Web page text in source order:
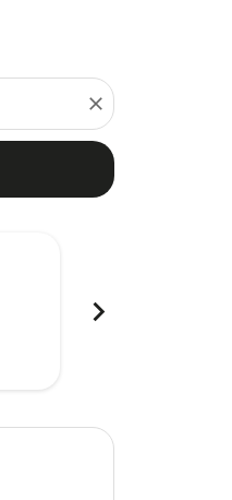
close
chevron_right
นอ
ข้อเสนอ
ค้นหาข้อเสนอ
ค้นหาข้อเสนอ
ค้นหาข้อเสนอ
disclaimer. ค้นหาข้อเสนอ
offers-disclaimer. ค้นหาข้อเ
view-offers-disclaimer. ค้นห